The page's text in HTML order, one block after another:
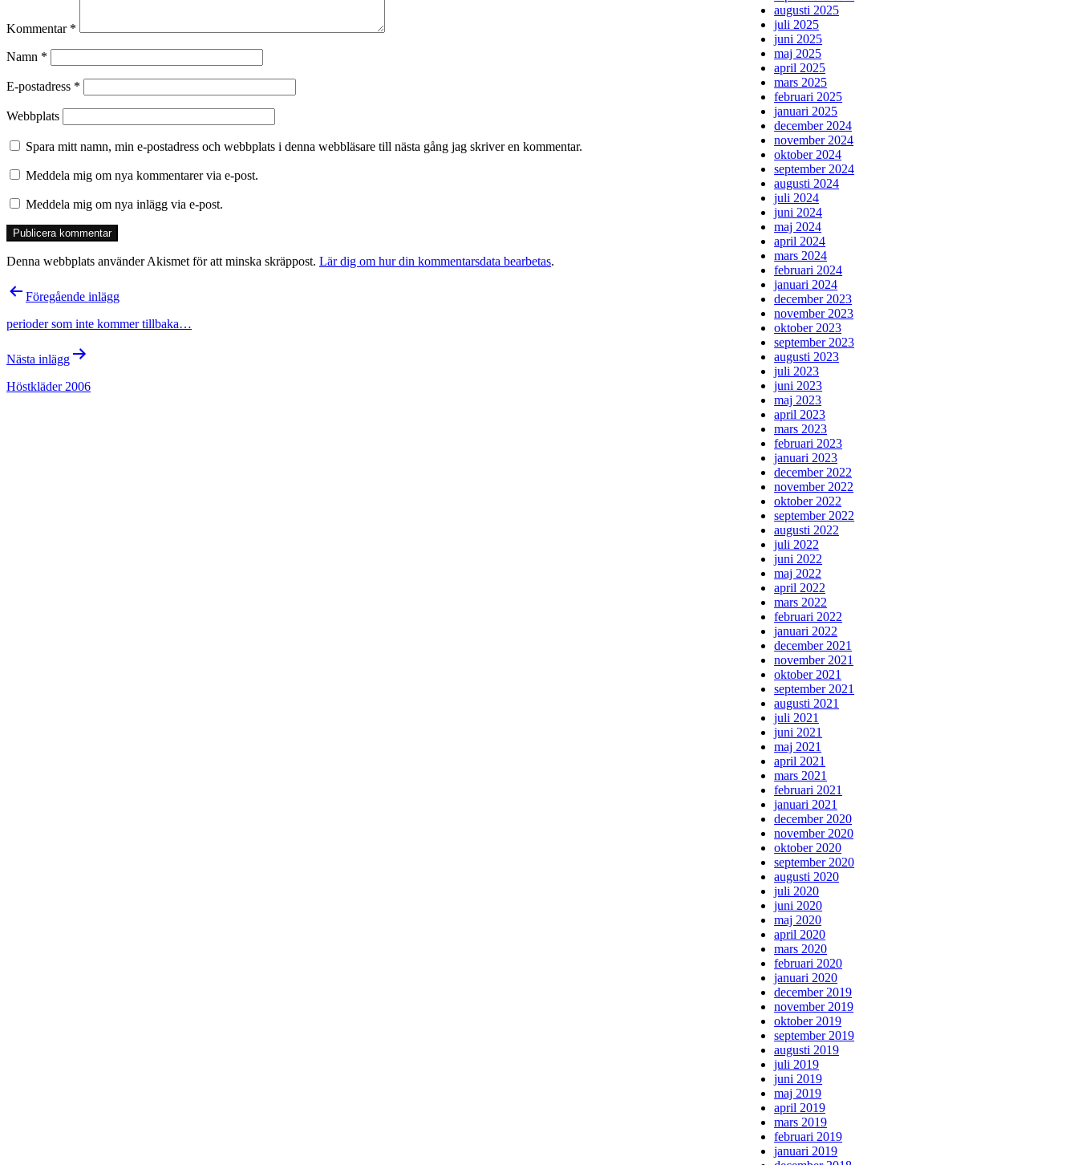
Kommentar *
Namn *
E-postadress *
Webbplats
Spara mitt namn, min e-postadress och webbplats i denna webbläsare till nästa gång jag skriver en kommentar.
Meddela mig om nya kommentarer via e-post.
Meddela mig om nya inlägg via e-post.
Denna webbplats använder Akismet för att minska skräppost. Lär dig om hur din kommentarsdata bearbetas.
Inläggsnavigering
Föregående inlägg
perioder som inte kommer tillbaka…
Nästa inlägg
Höstkläder 2006
augusti 2025
juli 2025
juni 2025
maj 2025
april 2025
mars 2025
februari 2025
januari 2025
december 2024
november 2024
oktober 2024
september 2024
augusti 2024
juli 2024
juni 2024
maj 2024
april 2024
mars 2024
februari 2024
januari 2024
december 2023
november 2023
oktober 2023
september 2023
augusti 2023
juli 2023
juni 2023
maj 2023
april 2023
mars 2023
februari 2023
januari 2023
december 2022
november 2022
oktober 2022
september 2022
augusti 2022
juli 2022
juni 2022
maj 2022
april 2022
mars 2022
februari 2022
januari 2022
december 2021
november 2021
oktober 2021
september 2021
augusti 2021
juli 2021
juni 2021
maj 2021
april 2021
mars 2021
februari 2021
januari 2021
december 2020
november 2020
oktober 2020
september 2020
augusti 2020
juli 2020
juni 2020
maj 2020
april 2020
mars 2020
februari 2020
januari 2020
december 2019
november 2019
oktober 2019
september 2019
augusti 2019
juli 2019
juni 2019
maj 2019
april 2019
mars 2019
februari 2019
januari 2019